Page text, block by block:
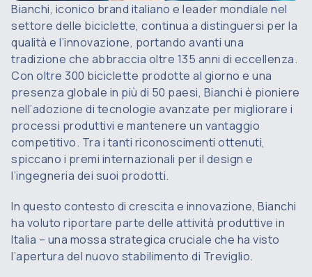
Bianchi, iconico brand italiano e leader mondiale nel
settore delle biciclette, continua a distinguersi per la
qualità e l’innovazione, portando avanti una
tradizione che abbraccia oltre 135 anni di eccellenza.
Con oltre 300 biciclette prodotte al giorno e una
presenza globale in più di 50 paesi, Bianchi è pioniere
nell’adozione di tecnologie avanzate per migliorare i
processi produttivi e mantenere un vantaggio
competitivo. Tra i tanti riconoscimenti ottenuti,
spiccano i premi internazionali per il design e
l’ingegneria dei suoi prodotti.
In questo contesto di crescita e innovazione, Bianchi
ha voluto riportare parte delle attività produttive in
Italia – una mossa strategica cruciale che ha visto
l’apertura del nuovo stabilimento di Treviglio.